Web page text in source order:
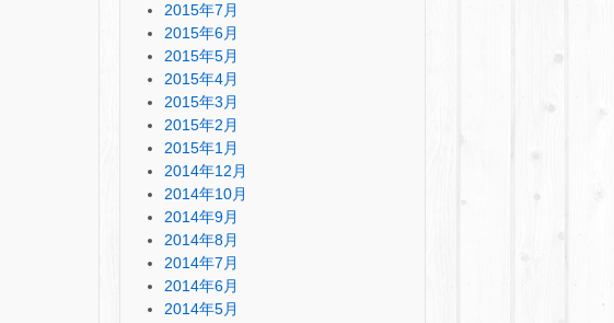
2015年7月
2015年6月
2015年5月
2015年4月
2015年3月
2015年2月
2015年1月
2014年12月
2014年10月
2014年9月
2014年8月
2014年7月
2014年6月
2014年5月